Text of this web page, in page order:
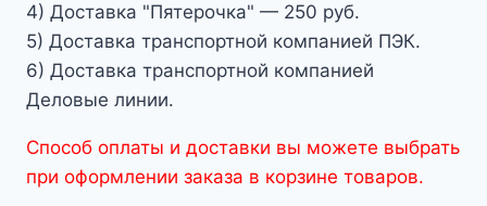
4) Доставка "Пятерочка" — 250 руб.
5) Доставка транспортной компанией ПЭК.
6) Доставка транспортной компанией
Деловые линии.
Способ оплаты и доставки вы можете выбрать
при оформлении заказа в корзине товаров.